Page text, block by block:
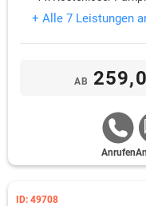
+ Alle 7 Leistungen
AB
Anrufen
ID: 49708